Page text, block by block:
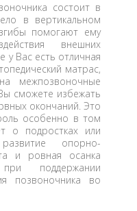
состоит в
в вертикальном
помогают ему
внешних
у Вас есть отличная
матрас,
межпозвоночные
сможете избежать
окончаний. Это
особенно в том
о подростках или
опорно-
и ровная осанка
поддержании
позвоночника во